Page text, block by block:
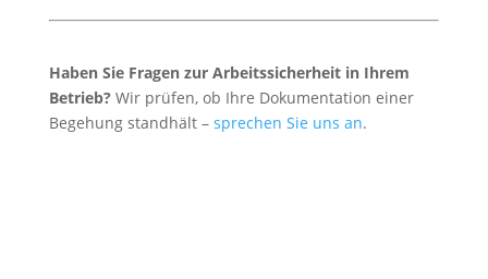
Haben Sie Fragen zur Arbeitssicherheit in Ihrem
Betrieb?Wir prüfen, ob Ihre Dokumentation einer
Begehung standhält – sprechen Sie uns an.